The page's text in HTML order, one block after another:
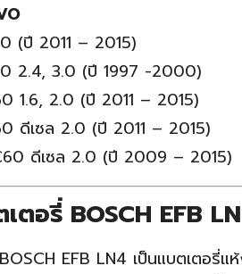
(ปี 2011 – 2015)
2.4, 3.0 (ปี 1997 -2000)
1.6, 2.0 (ปี 2011 – 2015)
ดีเซล 2.0 (ปี 2011 – 2015)
ดีเซล 2.0 (ปี 2009 – 2015)
ตอรี่ BOSCH EFB
EFB LN4 เป็นแบตเตอรี่